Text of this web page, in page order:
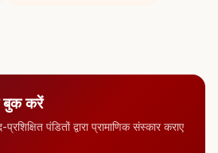
बुक करें
पंडितों द्वारा प्रामाणिक संस्कार कराए